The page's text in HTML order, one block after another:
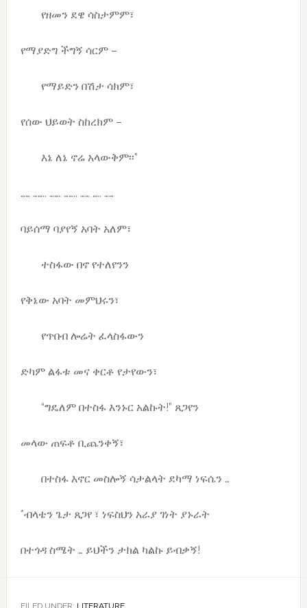
የዘመን ደዌ ሳስታምም፣
የማያድግ ችግኝ ሳርም –
የማይድን በሽታ ሳክም፣
የሰው ህይወት ስከረክም –
እኔ ለኔ ኖሬ አላውቅም፡፡”
…… …….. ……. …….. …… ….. ……
ባይሰማ ባያየኝ አባት አለም፣
ተስፋው በኖ የተለየንን
የቅኔው አባት መምህሩን፣
የጥበብ ሎሬት ፈላስፋውን
ድካም ልፋቱ መና ቀርቶ የታየውን፣
“ግዴለም በተስፋ እንኑር አልኩት!” ጸጋየን
መላው ጠፍቶ ቢጨንቀኝ፣
በተስፋ እኖር መስሎኝ ሳታልላት ደካማ ነፍሴን …
*ብላቴን ጌታ ጸጋየ ፣ ነፍስህን አራያ ገነት ያኑራት
በተጎዳ ስሜት … ይህችን ታክል ካልኩ ይብቃኝ!
FILED UNDER: LITERATURE